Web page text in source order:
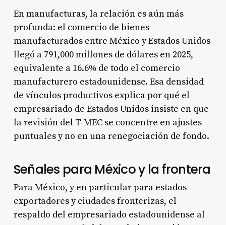
En manufacturas, la relación es aún más
profunda: el comercio de bienes
manufacturados entre México y Estados Unidos
llegó a 791,000 millones de dólares en 2025,
equivalente a 16.6% de todo el comercio
manufacturero estadounidense. Esa densidad
de vínculos productivos explica por qué el
empresariado de Estados Unidos insiste en que
la revisión del T-MEC se concentre en ajustes
puntuales y no en una renegociación de fondo.
Señales para México y la frontera
Para México, y en particular para estados
exportadores y ciudades fronterizas, el
respaldo del empresariado estadounidense al